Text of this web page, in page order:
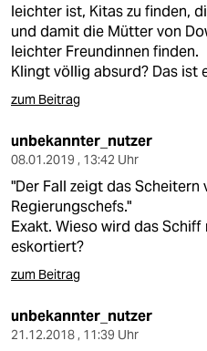
leichter ist, Kitas zu finden,
und damit die Mütter von
leichter Freundinnen finden.
Klingt völlig absurd? Das ist
zum Beitrag
unbekannter_nutzer
08.01.2019 , 13:42 Uhr
"Der Fall zeigt das Scheitern
Regierungschefs."
Exakt. Wieso wird das
eskortiert?
zum Beitrag
unbekannter_nutzer
21.12.2018 , 11:39 Uhr